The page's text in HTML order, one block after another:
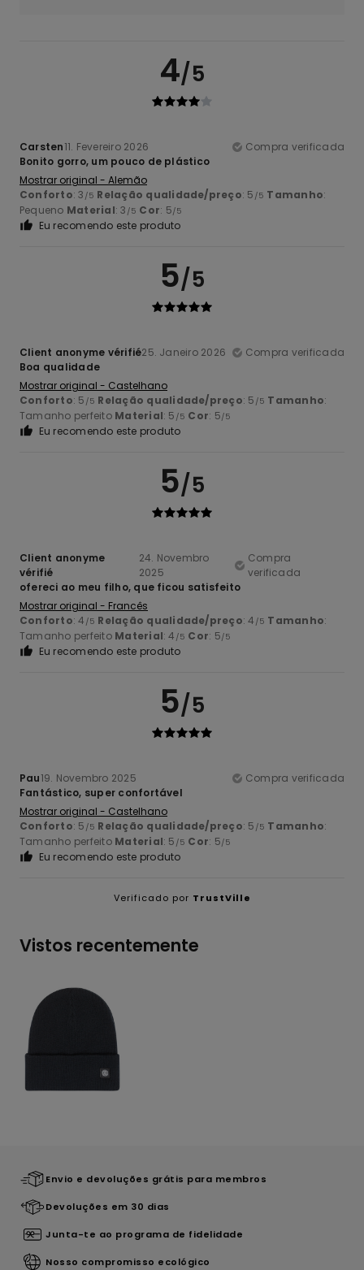
4/5
Carsten11. Fevereiro 2026
Compra verificada
Bonito gorro, um pouco de plástico
Mostrar original - Alemão
Conforto: 3 /5 Relação qualidade/preço: 5 /5 Tamanho:
Pequeno Material: 3 /5 Cor: 5/5
Eu recomendo este produto
5/5
Client anonyme vérifié25. Janeiro 2026
Compra verificada
Boa qualidade
Mostrar original - Castelhano
Conforto: 5 /5 Relação qualidade/preço: 5 /5 Tamanho:
Tamanho perfeito Material: 5 /5 Cor: 5/5
Eu recomendo este produto
5/5
Client anonyme
vérifié
24. Novembro
2025
Compra
verificada
ofereci ao meu filho, que ficou satisfeito
Mostrar original - Francês
Conforto: 4 /5 Relação qualidade/preço: 4 /5 Tamanho:
Tamanho perfeito Material: 4 /5 Cor: 5/5
Eu recomendo este produto
5/5
Pau19. Novembro 2025
Compra verificada
Fantástico, super confortável
Mostrar original - Castelhano
Conforto: 5 /5 Relação qualidade/preço: 5 /5 Tamanho:
Tamanho perfeito Material: 5 /5 Cor: 5/5
Eu recomendo este produto
Verificado por TrustVille
Vistos recentemente
Envio e devoluções grátis para membros
Devoluções em 30 dias
Junta-te ao programa de fidelidade
Nosso compromisso ecológico